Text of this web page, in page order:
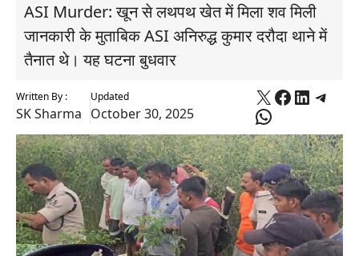
ASI Murder: खून से लथपथ खेत में मिला शव मिली
जानकारी के मुताबिक ASI अनिरुद्ध कुमार दरौदा थाने में
तैनात थे। यह घटना बुधवार
Written By :
SK Sharma
Updated
October 30, 2025
X Facebook
WhatsApp